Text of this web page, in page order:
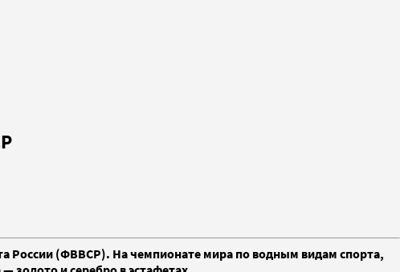
России (ФВВСР). На чемпионате мира по водным видам спорта,